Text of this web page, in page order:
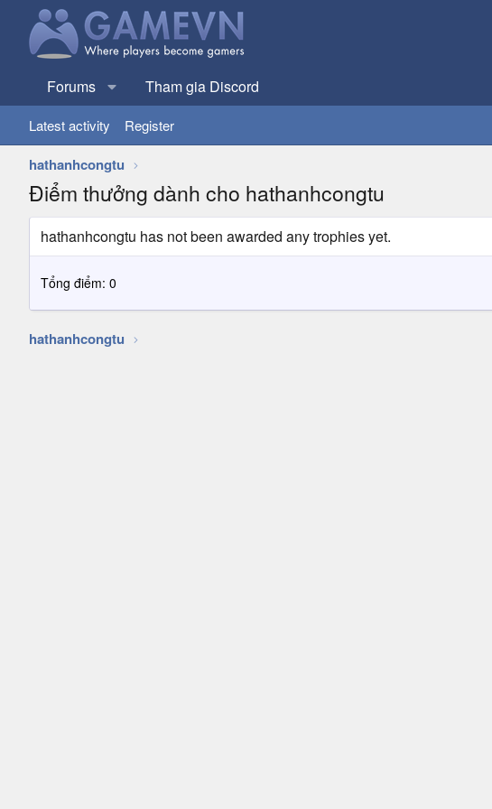
Forums Tham gia Discord
Latest activity Register
hathanhcongtu
Điểm thưởng dành cho hathanhcongtu
hathanhcongtu has not been awarded any trophies yet.
Tổng điểm: 0
hathanhcongtu